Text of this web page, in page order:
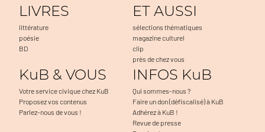
LIVRES
littérature
poésie
BD
ET AUSSI
sélections thématiques
magazine culturel
clip
près de chez vous
KuB & VOUS
Votre service civique chez KuB
Proposez vos contenus
Parlez-nous de vous !
INFOS KuB
Qui sommes-nous ?
Faire un don (défiscalisé) à KuB
Adhérez à KuB !
Revue de presse